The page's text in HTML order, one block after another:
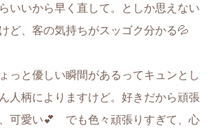
いいから早く直して。としか思えない
ど、客の気持ちがスッゴク分かる💦
っと優しい瞬間があるってキュンとし
人柄によりますけど。好きだから頑張
可愛い💕 でも色々頑張りすぎて、心